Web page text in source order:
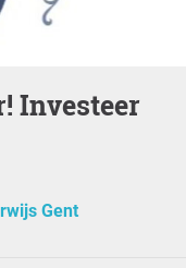
Gent